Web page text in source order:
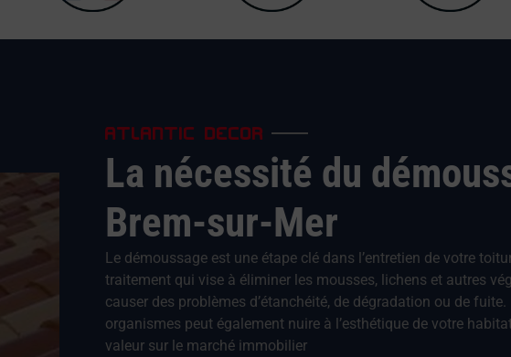
ATLANTIC DECOR
La nécessité du
Brem-sur-Mer
Le démoussage est une étape clé dans l’entretien de votre
traitement qui vise à éliminer les mousses, lichens et autres
causer des problèmes d’étanchéité, de dégradation ou de fuite.
organismes peut également nuire à l’esthétique de votre
valeur sur le marché immobilier